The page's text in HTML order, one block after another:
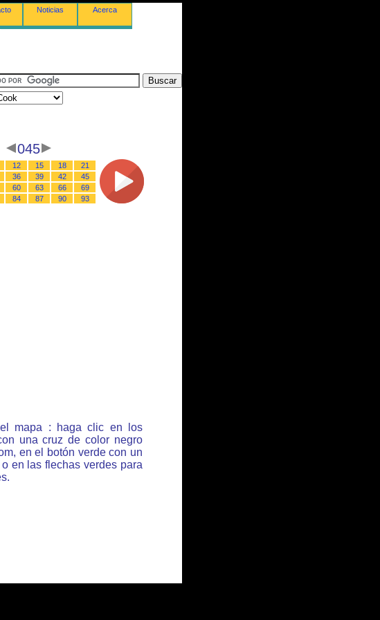
Noticias Acerca
045
12 15 18
21
36 39 42
45
60 63 66
69
84 87 90 93
mapa : haga clic en los
una cruz de color negro
en el botón verde con un
en las flechas verdes para